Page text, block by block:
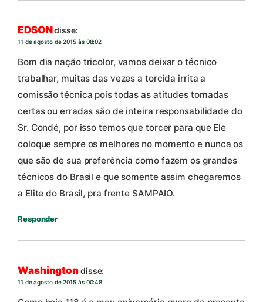
EDSONdisse:
11 de agosto de 2015 às 08:02
Bom dia nação tricolor, vamos deixar o técnico
trabalhar, muitas das vezes a torcida irrita a
comissão técnica pois todas as atitudes tomadas
certas ou erradas são de inteira responsabilidade do
Sr. Condé, por isso temos que torcer para que Ele
coloque sempre os melhores no momento e nunca os
que são de sua preferência como fazem os grandes
técnicos do Brasil e que somente assim chegaremos
a Elite do Brasil, pra frente SAMPAIO.
Responder
Washingtondisse:
11 de agosto de 2015 às 00:48